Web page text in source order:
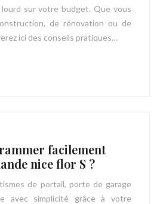
sur votre budget. Que vous
de rénovation ou de
ici des conseils pratiques…
facilement
nice flor S ?
de portail, porte de garage
avec simplicité grâce à votre